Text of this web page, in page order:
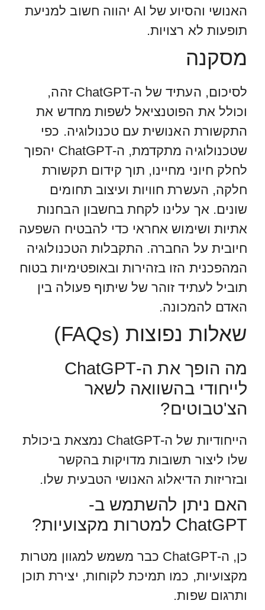
האנושי והסיוע של AI יהווה חשוב למניעת
תופעות לא רצויות.
מסקנה
לסיכום, העתיד של ה-ChatGPT זהה,
וכולל את הפוטנציאל לשפות מחדש את
התקשורת האנושית עם טכנולוגיה. כפי
שטכנולוגיה מתקדמת, ה-ChatGPT יהפוך
לחלק חיוני מחיינו, תוך קידום תקשורת
חלקה, העשרת חוויות ועיצוב תחומים
שונים. אך עלינו לקחת בחשבון הבחנות
אתיות ושימוש אחראי כדי להבטיח השפעה
חיובית על החברה. התקבלות הטכנולוגיה
המהפכנית הזו בזהירות ובאופטימיות בטוח
תוביל לעתיד זוהר של שיתוף פעולה בין
האדם להמכונה.
שאלות נפוצות (FAQs)
מה הופך את ה-ChatGPT
לייחודי בהשוואה לשאר
הצ'טבוטים?
הייחודיות של ה-ChatGPT נמצאת ביכולת
שלו ליצור תשובות מדויקות בהקשר
ובזריזות הדיאלוג האנושי הטבעית שלו.
האם ניתן להשתמש ב-
ChatGPT למטרות מקצועיות?
כן, ה-ChatGPT כבר משמש למגוון מטרות
מקצועיות, כמו תמיכת לקוחות, יצירת תוכן
ותרגום שפות.